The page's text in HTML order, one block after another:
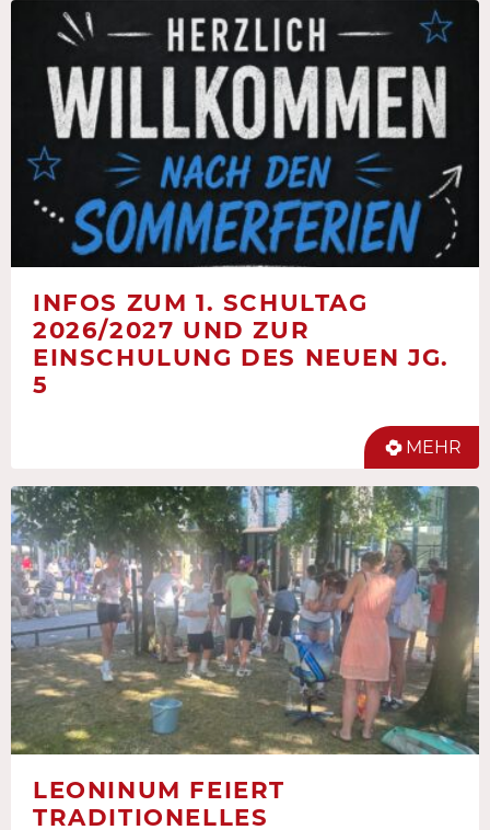
INFOS ZUM 1. SCHULTAG
2026/2027 UND ZUR
EINSCHULUNG DES NEUEN JG.
5
MEHR
LEONINUM FEIERT
TRADITIONELLES